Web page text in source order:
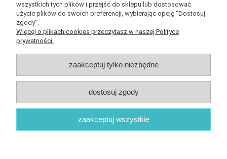
O nas
wszystkich tych plików i przejść do sklepu lub dostosować
użycie plików do swoich preferencji, wybierając opcję "Dostosuj
zgody".
Więcej o plikach cookies przeczytasz w naszej Polityce
prywatności.
zaakceptuj tylko niezbędne
dostosuj zgody
zaakceptuj wszystkie